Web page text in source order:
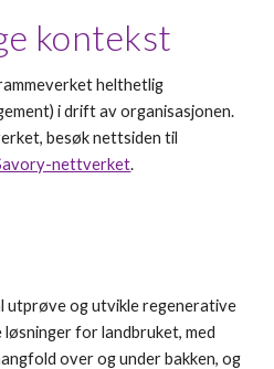
kontekst
helthetlig
i drift av organisasjonen.
besøk nettsiden til
nettverket.
utprøve og utvikle regenerative
for landbruket, med
over og under bakken, og